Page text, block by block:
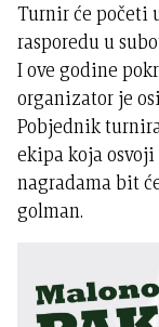
Turnir će početi
rasporedu u
I ove godine
organizator je
Pobjednik
ekipa koja
nagradama bit
golman.